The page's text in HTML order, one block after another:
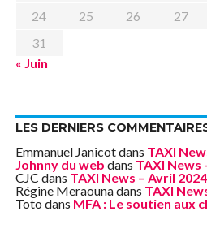
24
25 26 27
31
« Juin
LES DERNIERS
Emmanuel Janicotdans TAXI
Johnny du web dans TAXI News
CJC dans TAXI News – Avril 2024
Régine Meraounadans TAXI
Toto dans MFA : Le soutien aux